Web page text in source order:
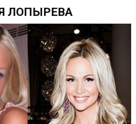
ЛОПЫРЕВА